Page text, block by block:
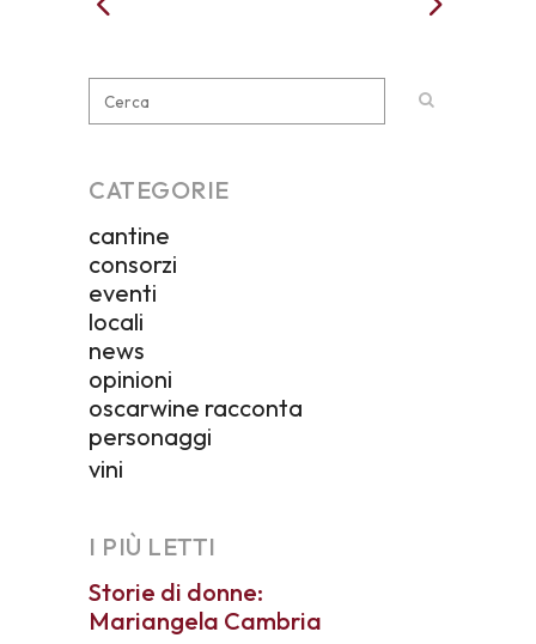
CATEGORIE
cantine
consorzi
eventi
locali
news
opinioni
oscarwine racconta
personaggi
vini
I PIÙ LETTI
Storie di donne:
Mariangela Cambria